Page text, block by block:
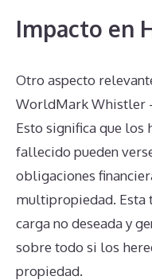
Impacto en
Otro aspecto
WorldMark Whistler
Esto significa que
fallecido pueden
obligaciones
multipropiedad. Esta
carga no deseada y
sobre todo si los
propiedad.